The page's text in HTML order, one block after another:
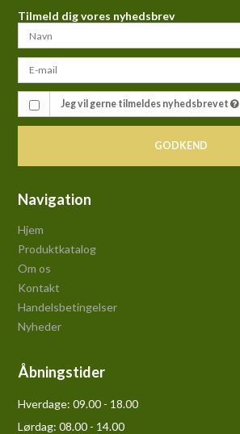
Tilmeld dig vores nyhedsbrev
Jeg vil gerne tilmeldes nyhedsbrevet
GODKEND
Navigation
Hjem
Produktkatalog
Om os
Kontakt
Handelsbetingelser
Nyheder
Åbningstider
Hverdage: 09.00 - 18.00
Lørdag: 08.00 - 14.00